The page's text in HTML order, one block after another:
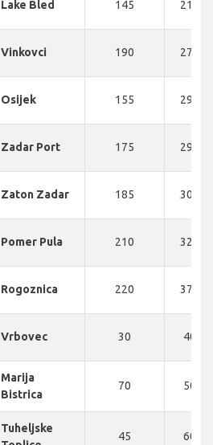
Lake Bled 145 210
Vinkovci 190 279
Osijek 155 290
Zadar Port 175 295
Zaton Zadar 185 300
Pomer Pula 210 320
Rogoznica 220 376
Vrbovec 30 40
Marija
Bistrica
70 50
Tuheljske
45 60